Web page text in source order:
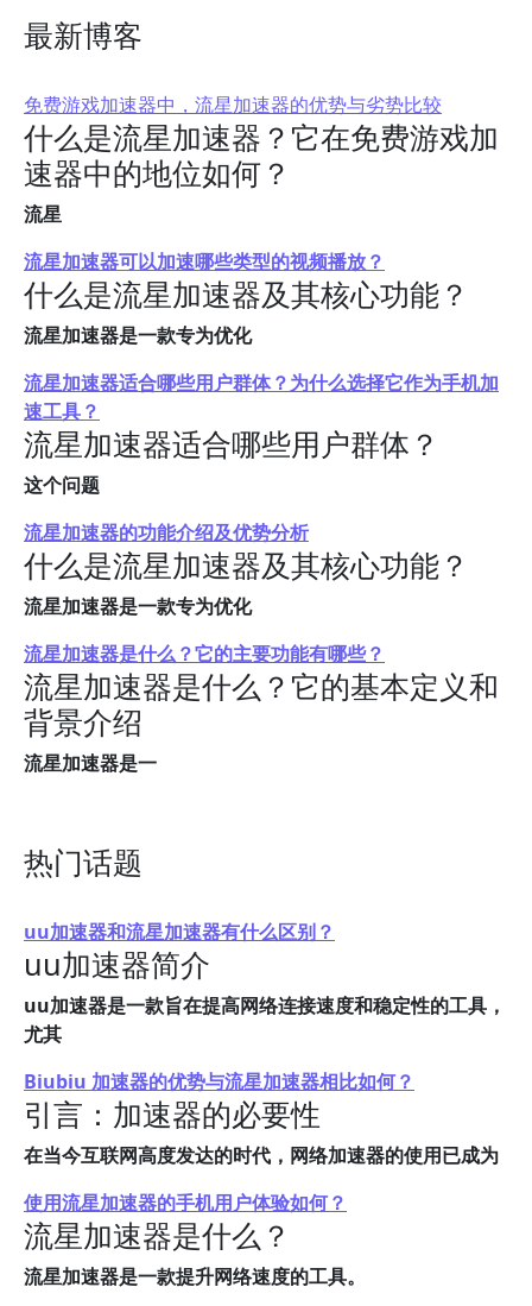
最新博客
免费游戏加速器中，流星加速器的优势与劣势比较
什么是流星加速器？它在免费游戏加
速器中的地位如何？
流星
流星加速器可以加速哪些类型的视频播放？
什么是流星加速器及其核心功能？
流星加速器是一款专为优化
流星加速器适合哪些用户群体？为什么选择它作为手机加
速工具？
流星加速器适合哪些用户群体？
这个问题
流星加速器的功能介绍及优势分析
什么是流星加速器及其核心功能？
流星加速器是一款专为优化
流星加速器是什么？它的主要功能有哪些？
流星加速器是什么？它的基本定义和
背景介绍
流星加速器是一
热门话题
uu加速器和流星加速器有什么区别？
uu加速器简介
uu加速器是一款旨在提高网络连接速度和稳定性的工具，
尤其
Biubiu 加速器的优势与流星加速器相比如何？
引言：加速器的必要性
在当今互联网高度发达的时代，网络加速器的使用已成为
使用流星加速器的手机用户体验如何？
流星加速器是什么？
流星加速器是一款提升网络速度的工具。